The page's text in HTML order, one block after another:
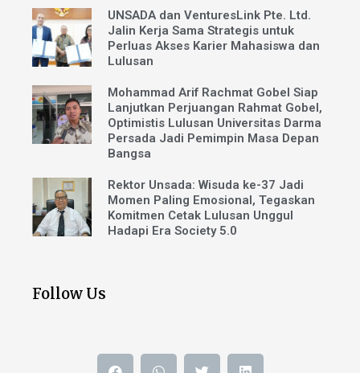
UNSADA dan VenturesLink Pte. Ltd.
Jalin Kerja Sama Strategis untuk
Perluas Akses Karier Mahasiswa dan
Lulusan
Mohammad Arif Rachmat Gobel Siap
Lanjutkan Perjuangan Rahmat Gobel,
Optimistis Lulusan Universitas Darma
Persada Jadi Pemimpin Masa Depan
Bangsa
Rektor Unsada: Wisuda ke-37 Jadi
Momen Paling Emosional, Tegaskan
Komitmen Cetak Lulusan Unggul
Hadapi Era Society 5.0
Follow Us